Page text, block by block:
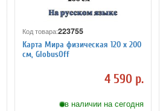
Код товара:223755
Карта Мира физическая 120 х 200
см, GlobusOff
4 590 р.
в наличии на сегодня